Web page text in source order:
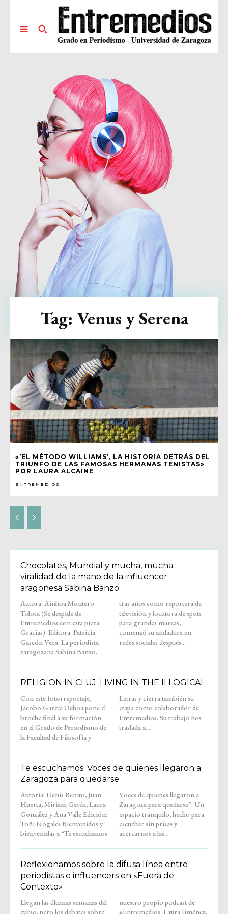
«’EL MÉTODO WILLIAMS’, LA HISTORIA DETRÁS DEL
TRIUNFO DE LAS FAMOSAS HERMANAS TENISTAS»
POR LAURA ALCAINE
ENTREMEDIOS
Tag: Venus y Serena
Chocolates, Mundial y mucha, mucha
viralidad de la mano de la influencer
aragonesa Sabina Banzo
Autora: Ainhoa Montero
Tolosa (Se despide de
Entremedios con esta pieza.
Gracias). Editora: Patricia
Gascón Vera. La periodista
zaragozana Sabina Banzo,
tras años como reportera de
televisión y locutora de spots
para grandes marcas,
comenzó su andadura en
redes sociales después...
RELIGION IN CLUJ: LIVING IN THE ILLOGICAL
Con este fotorreportaje,
Jacobo García Ochoa pone el
broche final a su formación
en el Grado de Periodismo de
la Facultad de Filosofía y
Letras y cierra también su
etapa como colaborador de
Entremedios. Su trabajo nos
traslada a...
Te escuchamos. Voces de quienes llegaron a
Zaragoza para quedarse
Autoría: Denis Benito, Juan
Huerta, Miriam Gavín, Laura
González y Ana Valle Edición:
Toñi Nogales Bienvenidos y
bienvenidas a “Te escuchamos.
Voces de quienes llegaron a
Zaragoza para quedarse”. Un
espacio tranquilo, hecho para
escuchar sin prisas y
acercarnos a las...
Reflexionamos sobre la difusa línea entre
periodistas e influencers en «Fuera de
Contexto»
Llegan las últimas semanas del
curso, pero los debates sobre
nuestro propio podcast de
#Entremedios. Laura Jiménez,